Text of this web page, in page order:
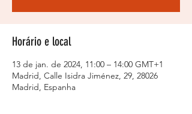
Horário e local
13 de jan. de 2024, 11:00 – 14:00 GMT+1
Madrid, Calle Isidra Jiménez, 29, 28026
Madrid, Espanha